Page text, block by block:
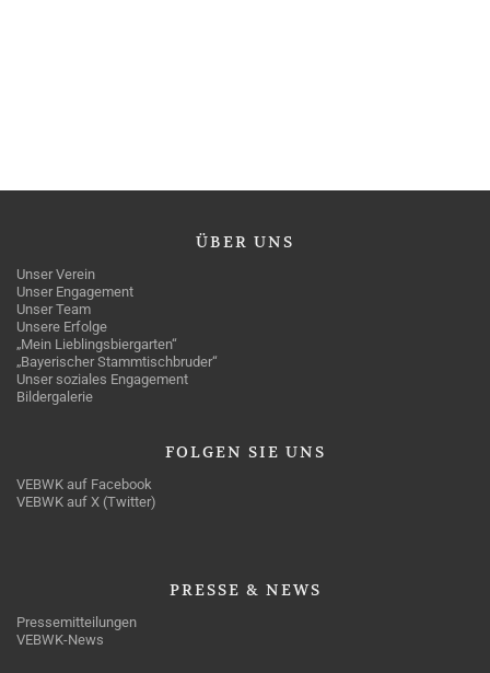
ÜBER UNS
Unser Verein
Unser Engagement
Unser Team
Unsere Erfolge
„Mein Lieblingsbiergarten“
„Bayerischer Stammtischbruder“
Unser soziales Engagement
Bildergalerie
FOLGEN SIE UNS
VEBWK auf Facebook
VEBWK auf X (Twitter)
PRESSE & NEWS
Pressemitteilungen
VEBWK-News